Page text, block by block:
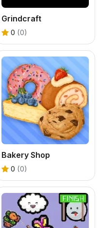
Grindcraft
0 (0)
Bakery Shop
0 (0)